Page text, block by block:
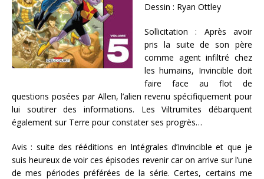
Dessin : Ryan Ottley
Sollicitation : Après avoir
pris la suite de son père
comme agent infiltré chez
les humains, Invincible doit
faire face au flot de
questions posées par Allen, l’alien revenu spécifiquement pour
lui soutirer des informations. Les Viltrumites débarquent
également sur Terre pour constater ses progrès…
Avis : suite des rééditions en Intégrales d’Invincible et que je
suis heureux de voir ces épisodes revenir car on arrive sur l’une
de mes périodes préférées de la série. Certes, certains me